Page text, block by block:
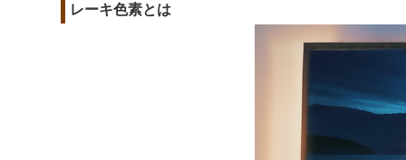
レーキ色素とは